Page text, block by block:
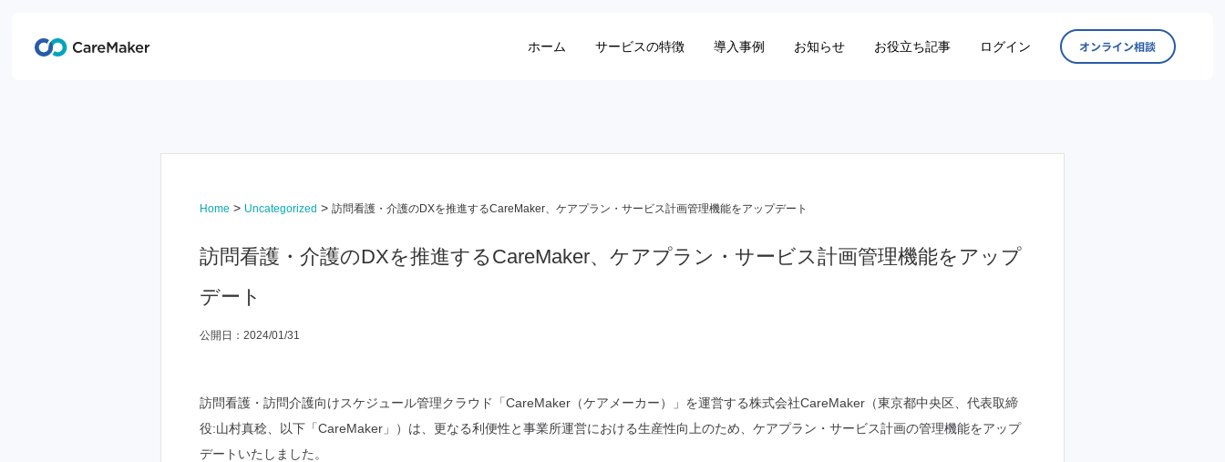
ホーム サービスの特徴 導入事例 お知らせ お役立ち記事 ログイン オンラ
Home > Uncategorized > 訪問看護・介護のDXを推進するCareMaker、ケアプラン・サービス計画管理機能をアップデート
訪問看護・介護のDXを推進するCareMaker、ケアプラン・サービス計画管理機能をアップ
デート
公開日：2024/01/31
訪問看護・訪問介護向けスケジュール管理クラウド「CareMaker（ケアメーカー）」を運営する株式会社CareMaker（東京都中央区、代表取締
役:山村真稔、以下「CareMaker」）は、更なる利便性と事業所運営における生産性向上のため、ケアプラン・サービス計画の管理機能をアップ
デートいたしました。